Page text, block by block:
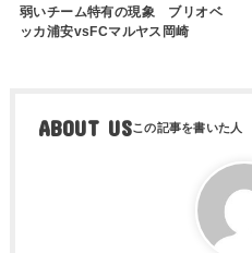
弱いチーム特有の現象 ブリオベ
ッカ浦安vsFCマルヤス岡崎
ABOUT US